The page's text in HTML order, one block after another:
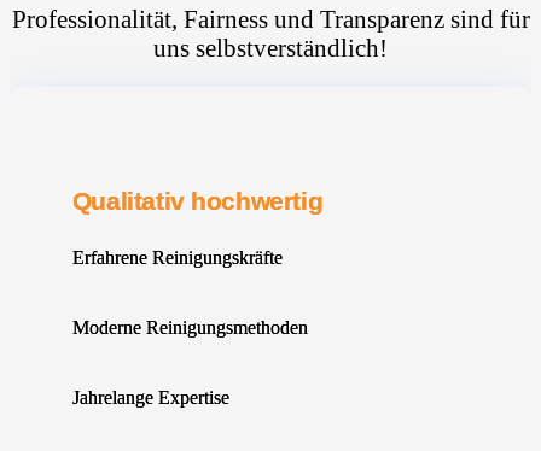
Professionalität, Fairness und Transparenz sind für
uns selbstverständlich!
Qualitativ hochwertig
Erfahrene Reinigungskräfte
Moderne Reinigungsmethoden
Jahrelange Expertise